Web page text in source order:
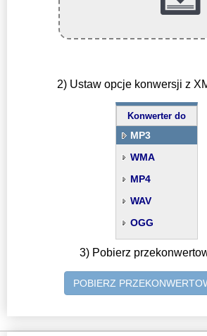
2) Ustaw opcje konwersji z
Konwerter do
MP3
WMA
MP4
WAV
OGG
3) Pobierz
POBIERZ